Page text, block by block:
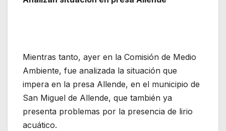
Mientras tanto, ayer en la Comisión de Medio
Ambiente, fue analizada la situación que
impera en la presa Allende, en el municipio de
San Miguel de Allende, que también ya
presenta problemas por la presencia de lirio
acuático.